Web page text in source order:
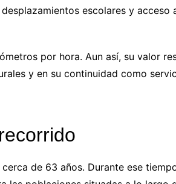
escolares y acceso
por hora. Aun así, su valor
y en su continuidad como
de 63 años. Durante ese